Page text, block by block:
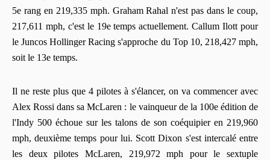
5e rang en 219,335 mph. Graham Rahal n'est pas dans le coup,
217,611 mph, c'est le 19e temps actuellement. Callum Ilott pour
le Juncos Hollinger Racing s'approche du Top 10, 218,427 mph,
soit le 13e temps.
Il ne reste plus que 4 pilotes à s'élancer, on va commencer avec
Alex Rossi dans sa McLaren : le vainqueur de la 100e édition de
l'Indy 500 échoue sur les talons de son coéquipier en 219,960
mph, deuxième temps pour lui. Scott Dixon s'est intercalé entre
les deux pilotes McLaren, 219,972 mph pour le sextuple